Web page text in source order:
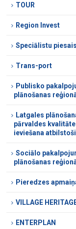
TOUR
Region Invest
Speciālistu
Trans-port
Publisko
plānošanas
Latgales
pārvaldes
ieviešana
Sociālo
plānošanas
Pieredzes
VILLAGE
ENTERPLAN